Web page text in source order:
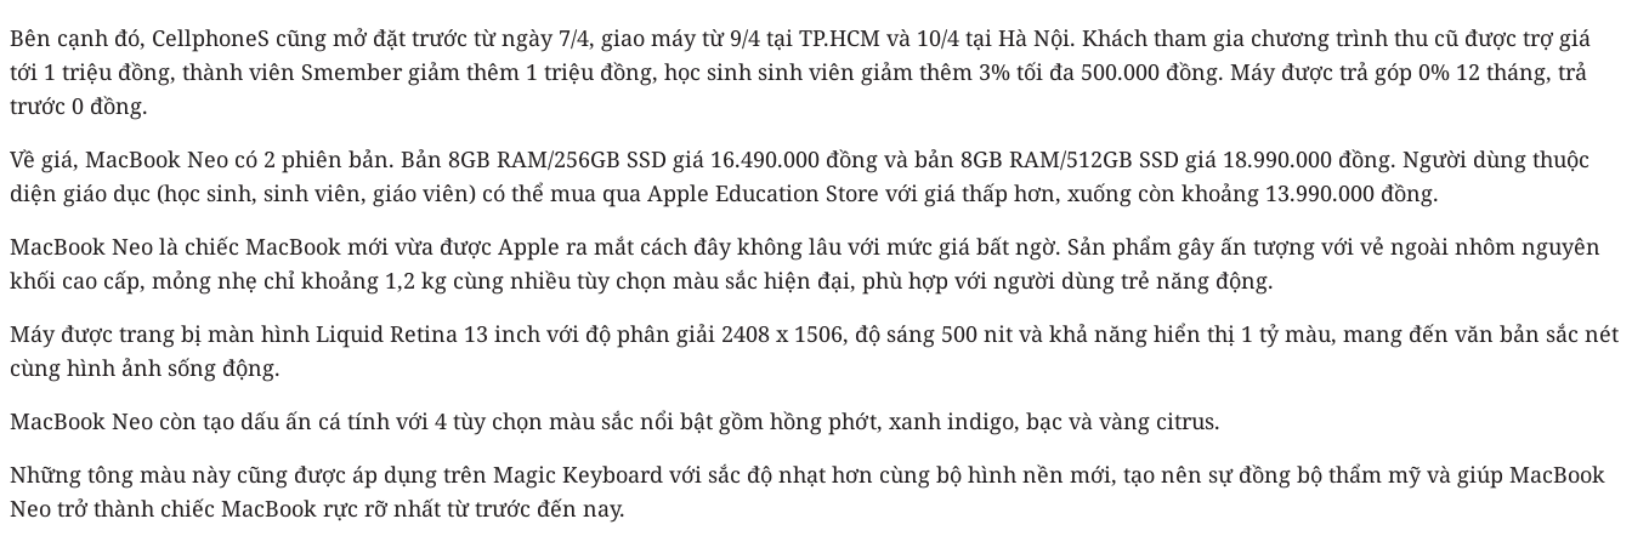
Bên cạnh đó, CellphoneS cũng mở đặt trước từ ngày 7/4, giao máy từ 9/4 tại TP.HCM và 10/4 tại Hà Nội. Khách tham gia chương trình thu cũ được trợ giá
tới 1 triệu đồng, thành viên Smember giảm thêm 1 triệu đồng, học sinh sinh viên giảm thêm 3% tối đa 500.000 đồng. Máy được trả góp 0% 12 tháng, trả
trước 0 đồng.
Về giá, MacBook Neo có 2 phiên bản. Bản 8GB RAM/256GB SSD giá 16.490.000 đồng và bản 8GB RAM/512GB SSD giá 18.990.000 đồng. Người dùng thuộc
diện giáo dục (học sinh, sinh viên, giáo viên) có thể mua qua Apple Education Store với giá thấp hơn, xuống còn khoảng 13.990.000 đồng.
MacBook Neo là chiếc MacBook mới vừa được Apple ra mắt cách đây không lâu với mức giá bất ngờ. Sản phẩm gây ấn tượng với vẻ ngoài nhôm nguyên
khối cao cấp, mỏng nhẹ chỉ khoảng 1,2 kg cùng nhiều tùy chọn màu sắc hiện đại, phù hợp với người dùng trẻ năng động.
Máy được trang bị màn hình Liquid Retina 13 inch với độ phân giải 2408 x 1506, độ sáng 500 nit và khả năng hiển thị 1 tỷ màu, mang đến văn bản sắc nét
cùng hình ảnh sống động.
MacBook Neo còn tạo dấu ấn cá tính với 4 tùy chọn màu sắc nổi bật gồm hồng phớt, xanh indigo, bạc và vàng citrus.
Những tông màu này cũng được áp dụng trên Magic Keyboard với sắc độ nhạt hơn cùng bộ hình nền mới, tạo nên sự đồng bộ thẩm mỹ và giúp MacBook
Neo trở thành chiếc MacBook rực rỡ nhất từ trước đến nay.